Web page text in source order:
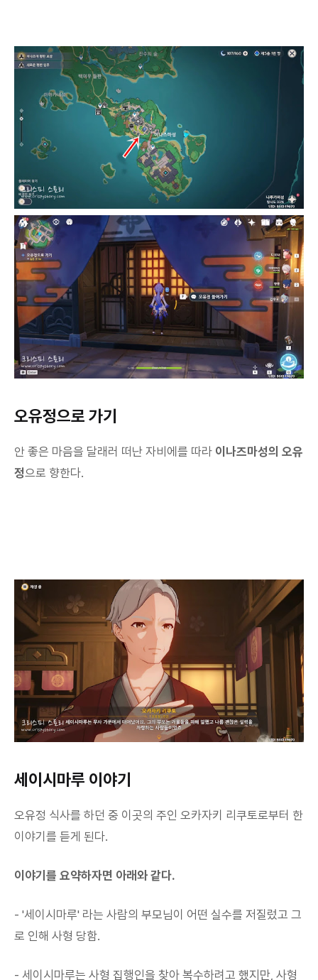
오유정으로 가기
안 좋은 마음을 달래러 떠난 자비에를 따라 이나즈마성의 오유
정으로 향한다.
세이시마루 이야기
오유정 식사를 하던 중 이곳의 주인 오카자키 리쿠토로부터 한
이야기를 듣게 된다.
이야기를 요약하자면 아래와 같다.
- '세이시마루' 라는 사람의 부모님이 어떤 실수를 저질렀고 그
로 인해 사형 당함.
- 세이시마루는 사형 집행인을 찾아 복수하려고 했지만, 사형